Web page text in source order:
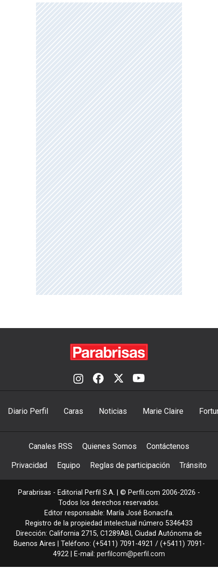
Diario Perfil Caras Noticias Marie Claire
Canales RSS Quienes Somos Contáctenos
Privacidad Equipo Reglas de participación Tránsito
Parabrisas - Editorial Perfil S.A. | © Perfil.com 2006-2026 -
Todos los derechos reservados.
Editor responsable: María José Bonacifa.
Registro de la propiedad intelectual número 5346433
Dirección: California 2715, C1289ABI , Ciudad Autónoma de
Buenos Aires | Teléfono: (+5411) 7091-4921 / (+5411) 7091-
4922 | E-mail: perfilcom@perfil.com